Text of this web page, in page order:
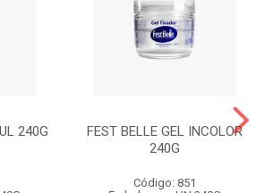
240G
FEST BELLE GEL INCOLOR
240G
Código: 851